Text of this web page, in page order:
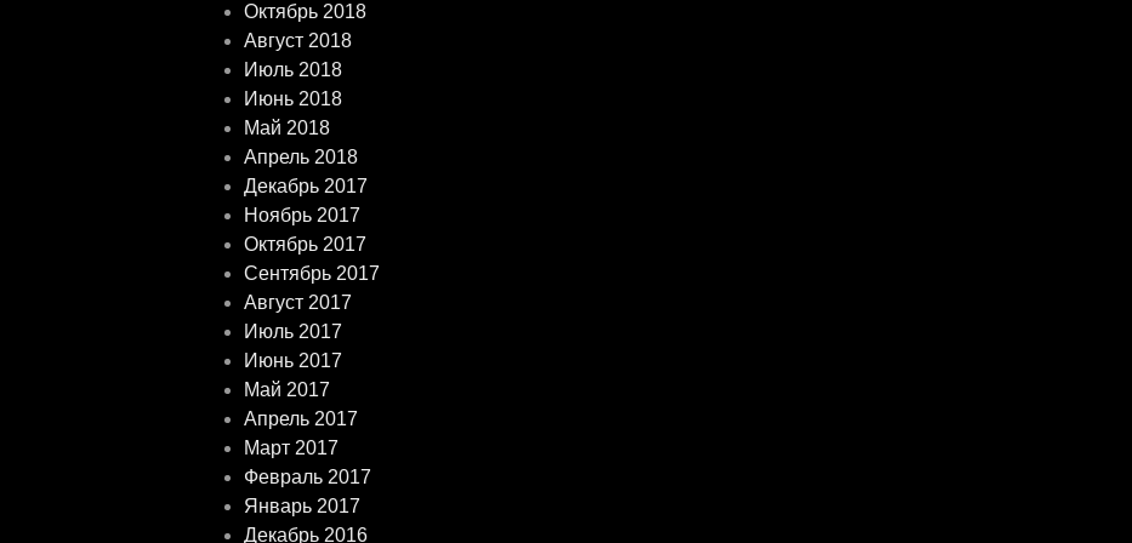
Октябрь 2018
Август 2018
Июль 2018
Июнь 2018
Май 2018
Апрель 2018
Декабрь 2017
Ноябрь 2017
Октябрь 2017
Сентябрь 2017
Август 2017
Июль 2017
Июнь 2017
Май 2017
Апрель 2017
Март 2017
Февраль 2017
Январь 2017
Декабрь 2016